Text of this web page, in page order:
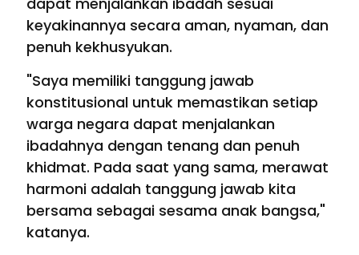
keyakinannya secara aman, nyaman, dan
penuh kekhusyukan.
"Saya memiliki tanggung jawab
konstitusional untuk memastikan setiap
warga negara dapat menjalankan
ibadahnya dengan tenang dan penuh
khidmat. Pada saat yang sama, merawat
harmoni adalah tanggung jawab kita
bersama sebagai sesama anak bangsa,"
katanya.